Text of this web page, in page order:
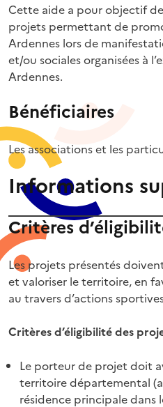
Cette aide a pour objectif
projets permettant de
Ardennes lors de
et/ou sociales organisées à
Ardennes.
Bénéficiaires
Les associations et les
Informations
Critères
Les projets présentés
et valoriser le territoire, en
au travers d’actions
Critères d’éligibilité des
Le porteur de projet doit
territoire départemental
résidence principale dans